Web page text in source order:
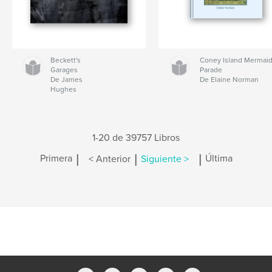
Beckett's
Garages
De James
Hughes
Coney Island
Parade
De Elaine Norman
1-20 de 39757 Libros
Primera | < Anterior | Siguiente > | Última